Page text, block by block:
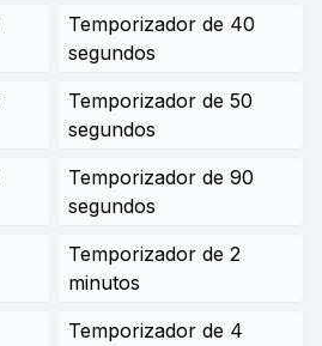
Temporizador de 40
segundos
Temporizador de 50
segundos
Temporizador de 90
segundos
Temporizador de 2
minutos
Temporizador de 4